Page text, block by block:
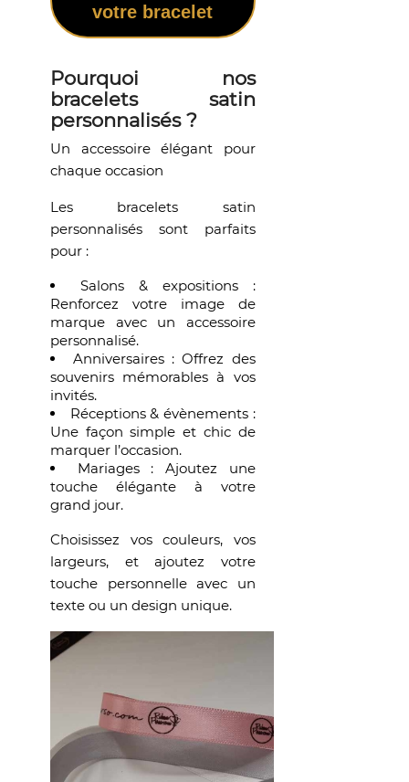
votre bracelet
Pourquoi nos
bracelets satin
personnalisés ?
Un accessoire élégant pour
chaque occasion
Les bracelets satin
personnalisés sont parfaits
pour :
Salons & expositions :
Renforcez votre image de
marque avec un accessoire
personnalisé.
Anniversaires : Offrez des
souvenirs mémorables à vos
invités.
Réceptions & évènements :
Une façon simple et chic de
marquer l’occasion.
Mariages : Ajoutez une
touche élégante à votre
grand jour.
Choisissez vos couleurs, vos
largeurs, et ajoutez votre
touche personnelle avec un
texte ou un design unique.